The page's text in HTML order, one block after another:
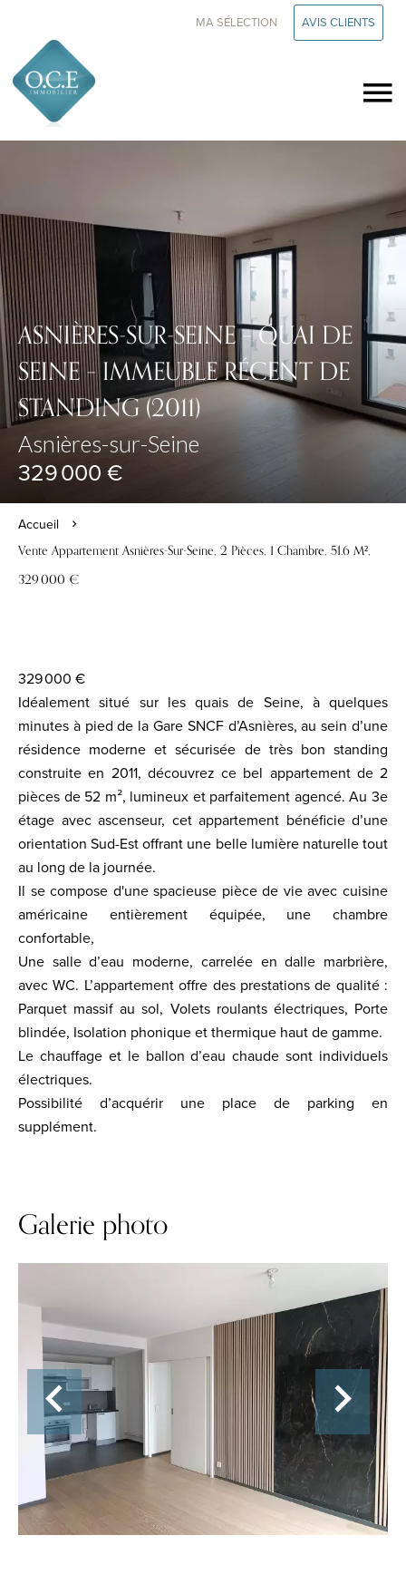
MA SÉLECTION AVIS CLIENTS
ASNIÈRES-SUR-SEINE – QUAI DE
SEINE – IMMEUBLE RÉCENT DE
STANDING (2011)
Asnières-sur-Seine
329 000 €
Accueil
Vente Appartement Asnières-Sur-Seine, 2 Pièces, 1 Chambre, 51.6 M²,
329 000 €
329 000 €
Idéalement situé sur les quais de Seine, à quelques
minutes à pied de la Gare SNCF d’Asnières, au sein d’une
résidence moderne et sécurisée de très bon standing
construite en 2011, découvrez ce bel appartement de 2
pièces de 52 m², lumineux et parfaitement agencé. Au 3e
étage avec ascenseur, cet appartement bénéficie d’une
orientation Sud-Est offrant une belle lumière naturelle tout
au long de la journée.
Il se compose d'une spacieuse pièce de vie avec cuisine
américaine entièrement équipée, une chambre
confortable,
Une salle d’eau moderne, carrelée en dalle marbrière,
avec WC. L’appartement offre des prestations de qualité :
Parquet massif au sol, Volets roulants électriques, Porte
blindée, Isolation phonique et thermique haut de gamme.
Le chauffage et le ballon d’eau chaude sont individuels
électriques.
Possibilité d’acquérir une place de parking en
supplément.
Galerie photo